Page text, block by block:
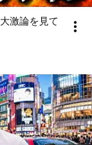
激論を見て